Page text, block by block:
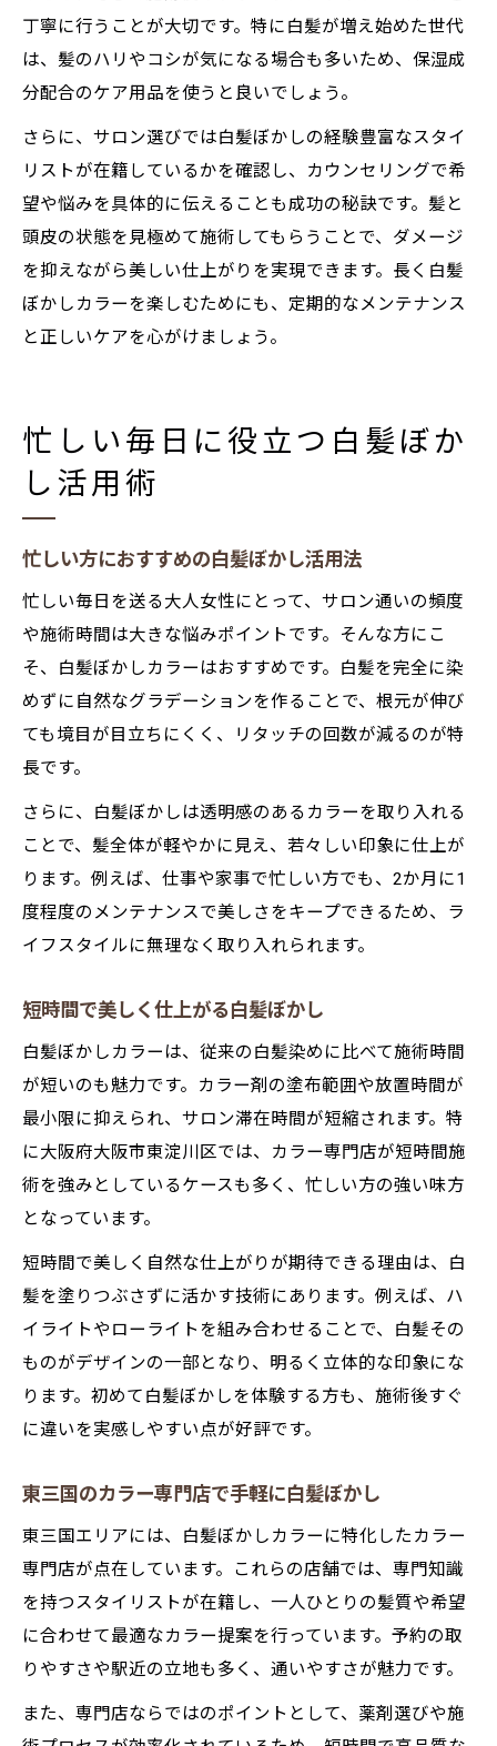
丁寧に行うことが大切です。特に白髪が増え始めた世代
は、髪のハリやコシが気になる場合も多いため、保湿成
分配合のケア用品を使うと良いでしょう。
さらに、サロン選びでは白髪ぼかしの経験豊富なスタイ
リストが在籍しているかを確認し、カウンセリングで希
望や悩みを具体的に伝えることも成功の秘訣です。髪と
頭皮の状態を見極めて施術してもらうことで、ダメージ
を抑えながら美しい仕上がりを実現できます。長く白髪
ぼかしカラーを楽しむためにも、定期的なメンテナンス
と正しいケアを心がけましょう。
忙しい毎日に役立つ白髪ぼか
し活用術
忙しい方におすすめの白髪ぼかし活用法
忙しい毎日を送る大人女性にとって、サロン通いの頻度
や施術時間は大きな悩みポイントです。そんな方にこ
そ、白髪ぼかしカラーはおすすめです。白髪を完全に染
めずに自然なグラデーションを作ることで、根元が伸び
ても境目が目立ちにくく、リタッチの回数が減るのが特
長です。
さらに、白髪ぼかしは透明感のあるカラーを取り入れる
ことで、髪全体が軽やかに見え、若々しい印象に仕上が
ります。例えば、仕事や家事で忙しい方でも、2か月に1
度程度のメンテナンスで美しさをキープできるため、ラ
イフスタイルに無理なく取り入れられます。
短時間で美しく仕上がる白髪ぼかし
白髪ぼかしカラーは、従来の白髪染めに比べて施術時間
が短いのも魅力です。カラー剤の塗布範囲や放置時間が
最小限に抑えられ、サロン滞在時間が短縮されます。特
に大阪府大阪市東淀川区では、カラー専門店が短時間施
術を強みとしているケースも多く、忙しい方の強い味方
となっています。
短時間で美しく自然な仕上がりが期待できる理由は、白
髪を塗りつぶさずに活かす技術にあります。例えば、ハ
イライトやローライトを組み合わせることで、白髪その
ものがデザインの一部となり、明るく立体的な印象にな
ります。初めて白髪ぼかしを体験する方も、施術後すぐ
に違いを実感しやすい点が好評です。
東三国のカラー専門店で手軽に白髪ぼかし
東三国エリアには、白髪ぼかしカラーに特化したカラー
専門店が点在しています。これらの店舗では、専門知識
を持つスタイリストが在籍し、一人ひとりの髪質や希望
に合わせて最適なカラー提案を行っています。予約の取
りやすさや駅近の立地も多く、通いやすさが魅力です。
また、専門店ならではのポイントとして、薬剤選びや施